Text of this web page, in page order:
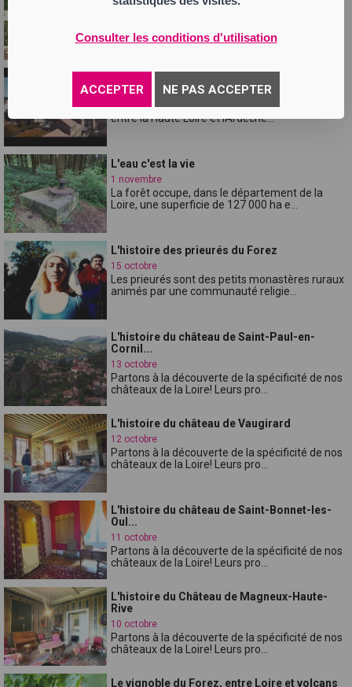
Consulter les conditions d'utilisation
ACCEPTER NE PAS ACCEPTER
3 novembre
Loire, une superficie de 127 000 ha e...
2 novembre
Sur le plateau Vivarais-Lignon, lieu désertique
entre la Haute Loire et lArdèche...
L'eau c'est la vie
1 novembre
La forêt occupe, dans le département de la
Loire, une superficie de 127 000 ha e...
L'histoire des prieurés du Forez
15 octobre
Les prieurés sont des petits monastères ruraux
animés par une communauté religie...
L'histoire du château de Saint-Paul-en-
Cornil...
13 octobre
Partons à la découverte de la spécificité de nos
châteaux de la Loire! Leurs pro...
L'histoire du château de Vaugirard
12 octobre
Partons à la découverte de la spécificité de nos
châteaux de la Loire! Leurs pro...
L'histoire du château de Saint-Bonnet-les-
Oul...
11 octobre
Partons à la découverte de la spécificité de nos
châteaux de la Loire! Leurs pro...
L'histoire du Château de Magneux-Haute-
Rive
10 octobre
Partons à la découverte de la spécificité de nos
châteaux de la Loire! Leurs pro...
Le vignoble du Forez, entre Loire et volcans